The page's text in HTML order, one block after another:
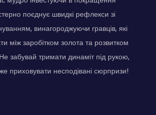
поєднує швидкі рефлекси зі
винагороджуючи гравців, які
між заробітком золота та розвитком
забувай тримати динаміт під рукою,
приховувати несподівані сюрпризи!